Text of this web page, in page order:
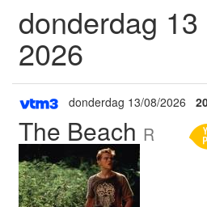
donderdag
2026
donderdag 13/08/2026
The Beach R